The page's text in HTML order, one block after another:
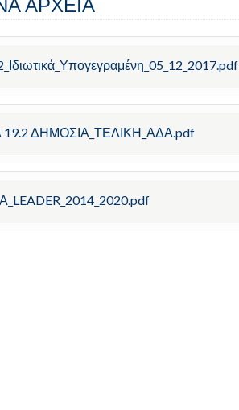
19.2 ΔΗΜΟΣΙΑ_ΤΕΛΙΚΗ_ΑΔΑ.pdf